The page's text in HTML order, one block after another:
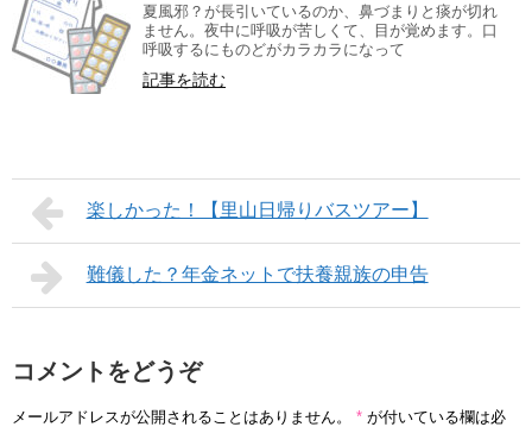
夏風邪？が長引いているのか、鼻づまりと痰が切れ
ません。夜中に呼吸が苦しくて、目が覚めます。口
呼吸するにものどがカラカラになって
記事を読む
楽しかった！【里山日帰りバスツアー】
難儀した？年金ネットで扶養親族の申告
コメントをどうぞ
メールアドレスが公開されることはありません。 * が付いている欄は必